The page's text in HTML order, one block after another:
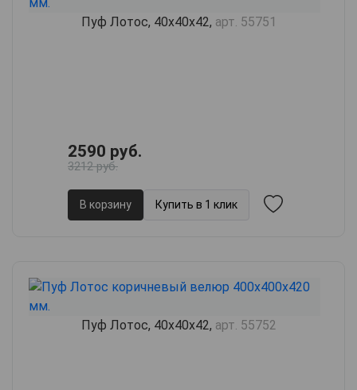
Пуф Лотос, 40х40х42, арт. 55751
2590 руб.
3212 руб.
В корзину Купить в 1 клик
Пуф Лотос, 40х40х42, арт. 55752